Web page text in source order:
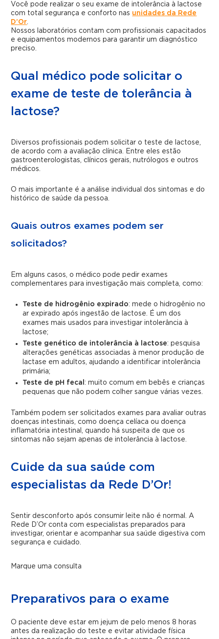
Você pode realizar o seu exame de intolerância à lactose
com total segurança e conforto nas unidades da Rede
D’Or.
Nossos laboratórios contam com profissionais capacitados
e equipamentos modernos para garantir um diagnóstico
preciso.
Qual médico pode solicitar o
exame de teste de tolerância à
lactose?
Diversos profissionais podem solicitar o teste de lactose,
de acordo com a avaliação clínica. Entre eles estão
gastroenterologistas, clínicos gerais, nutrólogos e outros
médicos.
O mais importante é a análise individual dos sintomas e do
histórico de saúde da pessoa.
Quais outros exames podem ser
solicitados?
Em alguns casos, o médico pode pedir exames
complementares para investigação mais completa, como:
Teste de hidrogênio expirado: mede o hidrogênio no
ar expirado após ingestão de lactose. É um dos
exames mais usados para investigar intolerância à
lactose;
Teste genético de intolerância à lactose: pesquisa
alterações genéticas associadas à menor produção de
lactase em adultos, ajudando a identificar intolerância
primária;
Teste de pH fecal: muito comum em bebês e crianças
pequenas que não podem colher sangue várias vezes.
Também podem ser solicitados exames para avaliar outras
doenças intestinais, como doença celíaca ou doença
inflamatória intestinal, quando há suspeita de que os
sintomas não sejam apenas de intolerância à lactose.
Cuide da sua saúde com
especialistas da Rede D’Or!
Sentir desconforto após consumir leite não é normal. A
Rede D’Or conta com especialistas preparados para
investigar, orientar e acompanhar sua saúde digestiva com
segurança e cuidado.
Marque uma consulta
Preparativos para o exame
O paciente deve estar em jejum de pelo menos 8 horas
antes da realização do teste e evitar atividade física